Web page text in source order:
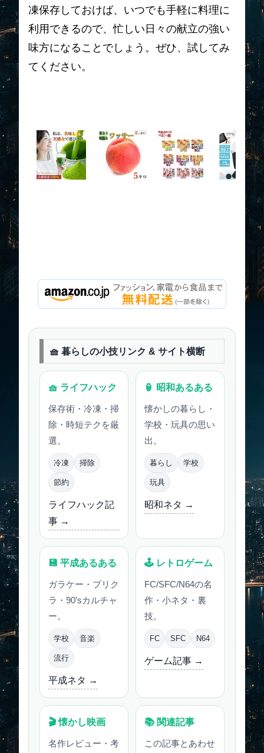
凍保存しておけば、いつでも手軽に料理に
利用できるので、忙しい日々の献立の強い
味方になることでしょう。ぜひ、試してみ
てください。
🧺 暮らしの小技リンク & サイト横断
🧺 ライフハック
保存術・冷凍・掃
除・時短テクを厳
選。
冷凍 掃除
節約
ライフハック記
事 →
🏮 昭和あるある
懐かしの暮らし・
学校・玩具の思い
出。
暮らし 学校
玩具
昭和ネタ →
💾 平成あるある
ガラケー・プリク
ラ・90’sカルチャ
ー。
学校 音楽
流行
平成ネタ →
🕹 レトロゲーム
FC/SFC/N64の名
作・小ネタ・裏
技。
FC SFC N64
ゲーム記事 →
🎬 懐かし映画
名作レビュー・考
📚 関連記事
この記事とあわせ